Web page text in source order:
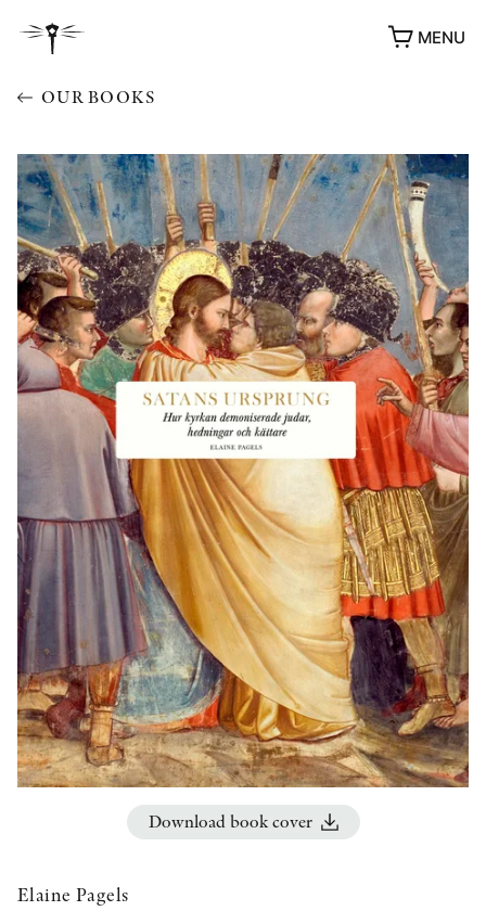
MENU
AWARDS
OTHER FORMATS
PEER REVIEW PROCESS
OUR BOOKS
Download book cover
Elaine Pagels